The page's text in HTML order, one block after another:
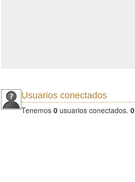
Usuarios conectados
Tenemos 0 usuarios conectados. 0